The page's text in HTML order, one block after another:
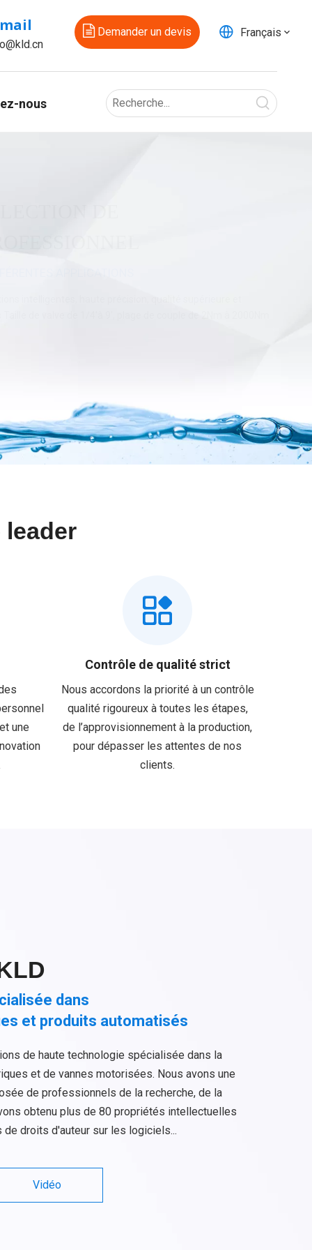
Demander un devis Français
nous
une
Contrôle de qualité strict
Nous accordons la priorité à un contrôle
qualité rigoureux à toutes les étapes,
de l’approvisionnement à la production,
pour dépasser les attentes de nos
clients.
dans
et produits automatisés
de haute technologie spécialisée dans la
et de vannes motorisées. Nous avons une
de professionnels de la recherche, de la
obtenu plus de 80 propriétés intellectuelles
droits d'auteur sur les logiciels...
Vidéo